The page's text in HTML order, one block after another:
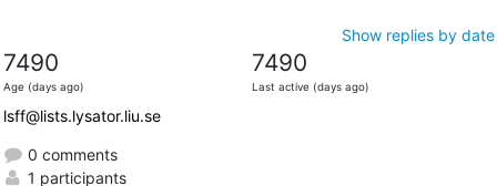
Show replies by date
7490
Age (days ago)
7490
Last active (days ago)
lsff@lists.lysator.liu.se
0 comments
1 participants